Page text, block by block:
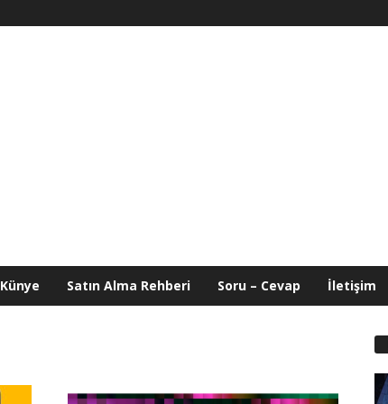
Künye Satın Alma Rehberi Soru – Cevap İletişim